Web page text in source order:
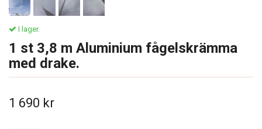
I lager.
1 st 3,8 m Aluminium fågelskrämma
med drake.
1 690 kr